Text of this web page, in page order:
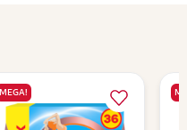
MEGA!